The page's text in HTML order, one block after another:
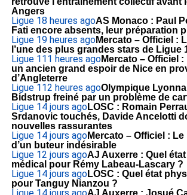
Angers
Ligue 18 heures agoAS Monaco : Paul
Fati encore absents, leur préparation
Ligue 19 heures agoMercato – Officiel :
l’une des plus grandes stars de Ligue
Ligue 111 heures agoMercato – Officiel :
un ancien grand espoir de Nice en
d’Angleterre
Ligue 112 heures agoOlympique
Bidstrup freiné par un problème de
Ligue 14 jours agoLOSC : Romain
Srdanovic touchés, Davide Ancelotti
nouvelles rassurantes
Ligue 14 jours agoMercato – Officiel : Le
d’un buteur indésirable
Ligue 12 jours agoAJ Auxerre : Quel
médical pour Rémy Labeau-Lascary ?
Ligue 14 jours agoLOSC : Quel état
pour Tanguy Nianzou ?
AJ Auxerre : Josué